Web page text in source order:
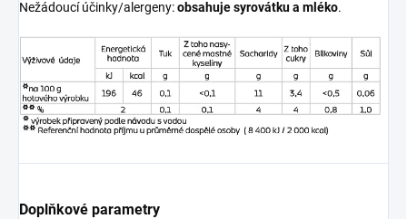
Nežádoucí účinky/alergeny:obsahuje syrovátku a mléko.
Doplňkové parametry